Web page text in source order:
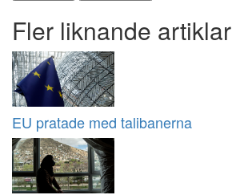
Fler liknande artiklar
EU pratade med talibanerna